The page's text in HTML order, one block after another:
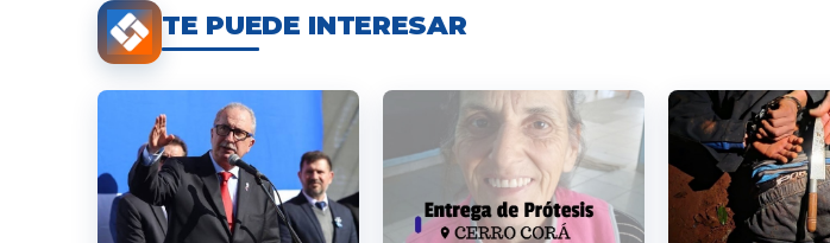
TE PUEDE INTERESAR